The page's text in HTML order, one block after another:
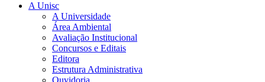
A Unisc
A Universidade
Área Ambiental
Avaliação Institucional
Concursos e Editais
Editora
Estrutura Administrativa
Ouvidoria